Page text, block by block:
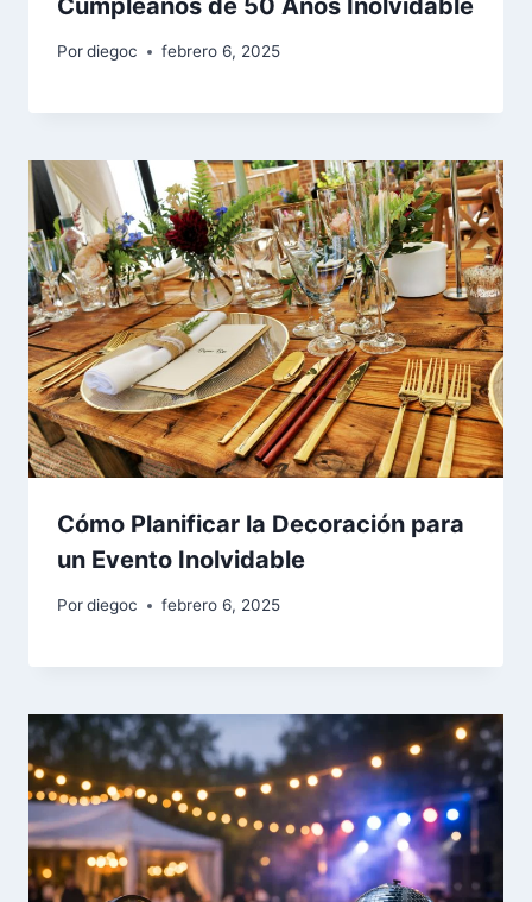
Pordiegoc febrero 6, 2025
Cómo Planificar la Decoración para
un Evento Inolvidable
Pordiegoc febrero 6, 2025